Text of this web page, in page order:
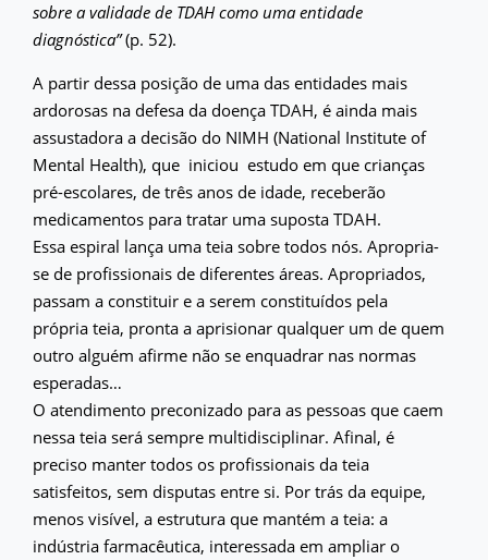
sobre a validade de TDAH como uma entidade
diagnóstica”(p. 52).
A partir dessa posição de uma das entidades mais
ardorosas na defesa da doença TDAH, é ainda mais
assustadora a decisão do NIMH (National Institute of
Mental Health), que iniciou estudo em que crianças
pré-escolares, de três anos de idade, receberão
medicamentos para tratar uma suposta TDAH.
Essa espiral lança uma teia sobre todos nós. Apropria-
se de profissionais de diferentes áreas. Apropriados,
passam a constituir e a serem constituídos pela
própria teia, pronta a aprisionar qualquer um de quem
outro alguém afirme não se enquadrar nas normas
esperadas…
O atendimento preconizado para as pessoas que caem
nessa teia será sempre multidisciplinar. Afinal, é
preciso manter todos os profissionais da teia
satisfeitos, sem disputas entre si. Por trás da equipe,
menos visível, a estrutura que mantém a teia: a
indústria farmacêutica, interessada em ampliar o